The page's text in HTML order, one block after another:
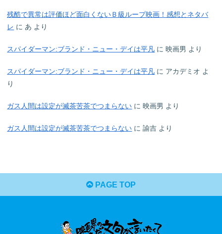
残酷で異常は評価ほど面白くないＢ級ループ映画！感想とネタバ
レ に あ より
スパイダーマン:ブランド・ニュー・デイは平凡 に映画男 より
スパイダーマン:ブランド・ニュー・デイは平凡 に アカデミオ よ
り
ガス人間は設定が滅茶苦茶でつまらない に映画男 より
ガス人間は設定が滅茶苦茶でつまらない に諭吉 より
PAGE TOP